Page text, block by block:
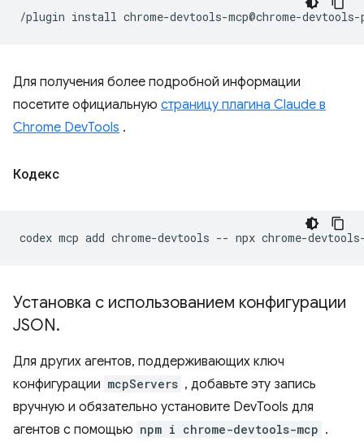
/plugin install
Для получения более подробной информации
посетите официальную страницу плагина Claude в
Chrome DevTools .
Кодекс
codex mcp add chrome-devtools -- npx
Установка с использованием конфигурации
JSON.
Для других агентов, поддерживающих ключ
конфигурации mcpServers , добавьте эту запись
вручную и обязательно установите DevTools для
агентов с помощью npm i chrome-devtools-mcp .